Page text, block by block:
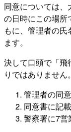
同意については
の日時にこの場所
もに、管理者の
ます。
決して口頭で「飛
りではありません。
管理者の同
同意書に記
警察署に7営